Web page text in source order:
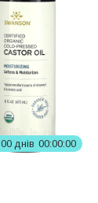
00 днів 00 00 00